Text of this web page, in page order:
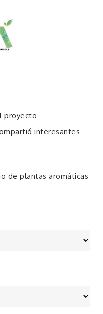
proyecto
interesantes
de plantas aromáticas